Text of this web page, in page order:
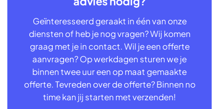
Geïnteresseerd geraakt in één van onze
diensten of heb je nog vragen? Wij komen
graag met je in contact. Wil je een offerte
aanvragen? Op werkdagen sturen we je
binnen twee uur een op maat gemaakte
offerte. Tevreden over de offerte? Binnen no
time kan jij starten met verzenden!